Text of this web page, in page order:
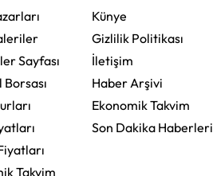
Sayfası
Takvim
Künye
Gizlilik Politikası
İletişim
Haber Arşivi
Ekonomik Takvim
Son Dakika Haberleri